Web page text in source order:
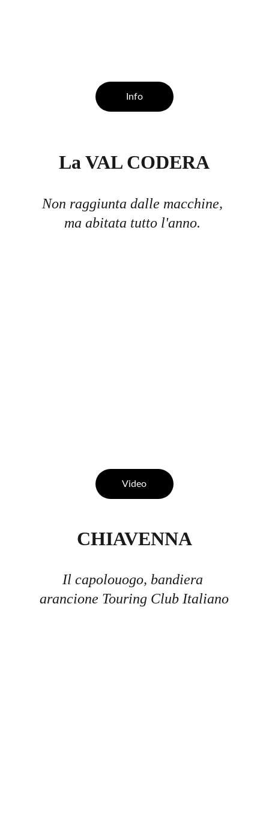
La VAL CODERA
Non raggiunta dalle macchine,
ma abitata tutto l'anno.
CHIAVENNA
Il capolouogo, bandiera
arancione Touring Club Italiano
Info
Video